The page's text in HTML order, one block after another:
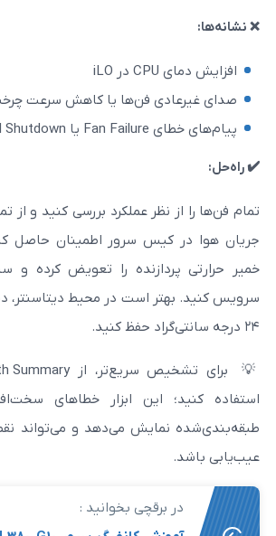
فن‌ها یا کاهش سرعت چرخش آن‌ها
عملکرد بررسی کنید و از تمیزی فیلترها و مسیر
سرور اطمینان حاصل کنید. در صورت نیاز،
را تعویض کرده و سیستم خنک‌کننده را
سرویس کنید. بهتر است در محیط دیتاسنتر، دمای اتاق را بین ۱۸ تا
💡 برای تشخیص سریع‌تر، از iLO System Health Summary
این ابزار خطاهای سخت‌افزاری را به ‌صورت
می‌دهد و می‌تواند نقطه شروع خوبی برای
بخوانید :